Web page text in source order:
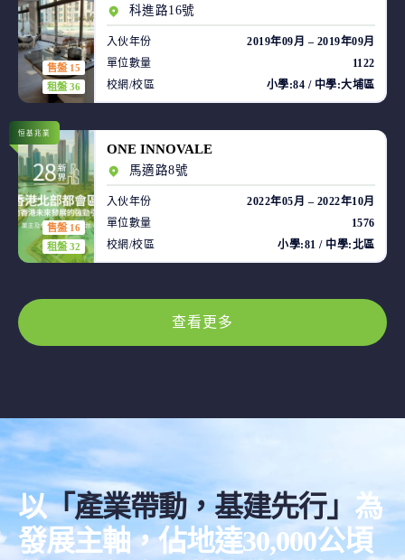
售盤 15
租盤 36
科進路16號
入伙年份
2019年09月 – 2019年09月
單位數量
1122
校網/校區
小學:84 / 中學:大埔區
售盤 16
租盤 32
恒基兆業
ONE INNOVALE
馬適路8號
入伙年份
2022年05月 – 2022年10月
單位數量
1576
校網/校區
小學:81 / 中學:北區
查看更多
以「產業帶動，基建先行」 為
發展主軸，佔地達30,000公頃